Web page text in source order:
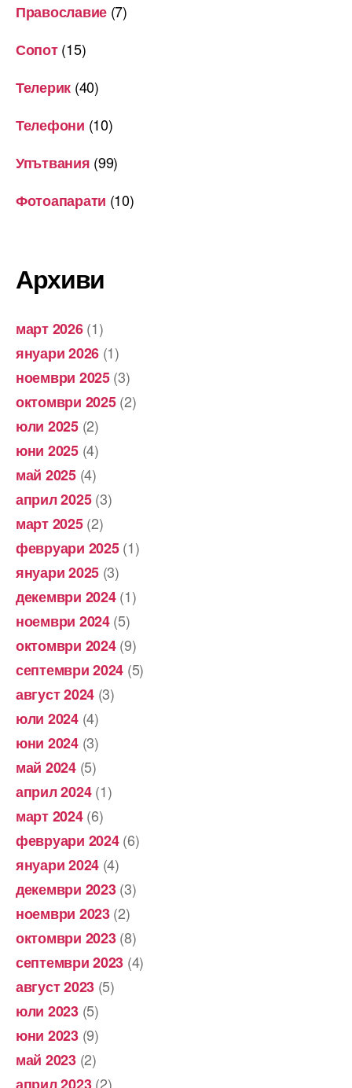
Православие (7)
Сопот(15)
Телерик (40)
Телефони (10)
Упътвания (99)
Фотоапарати (10)
Архиви
март 2026(1)
януари 2026 (1)
ноември 2025(3)
октомври 2025(2)
юли 2025(2)
юни 2025(4)
май 2025(4)
април 2025(3)
март 2025(2)
февруари 2025(1)
януари 2025 (3)
декември 2024(1)
ноември 2024(5)
октомври 2024(9)
септември 2024 (5)
август 2024 (3)
юли 2024(4)
юни 2024(3)
май 2024(5)
април 2024(1)
март 2024(6)
февруари 2024(6)
януари 2024 (4)
декември 2023(3)
ноември 2023(2)
октомври 2023(8)
септември 2023 (4)
август 2023 (5)
юли 2023(5)
юни 2023(9)
май 2023(2)
(2)